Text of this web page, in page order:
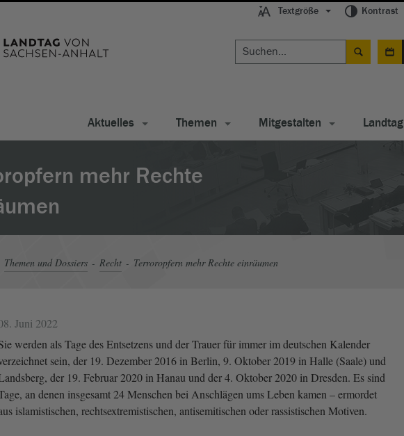
Textgröße Kontrast
Aktuelles Themen Mitgestalten Landtag
mehr Rechte
Themen und Dossiers Recht Terroropfern mehr Rechte einräumen
Juni 2022
werden als Tage des Entsetzens und der Trauer für immer im deutschen Kalender
sein, der 19. Dezember 2016 in Berlin, 9. Oktober 2019 in Halle (Saale) und
der 19. Februar 2020 in Hanau und der 4. Oktober 2020 in Dresden. Es sind
an denen insgesamt 24 Menschen bei Anschlägen ums Leben kamen – ermordet
islamistischen, rechtsextremis­tischen, antisemitischen oder rassistischen Motiven.